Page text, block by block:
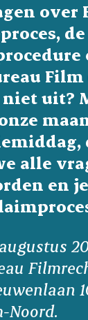
over
de
Film
uit?
alle
en
Noord.